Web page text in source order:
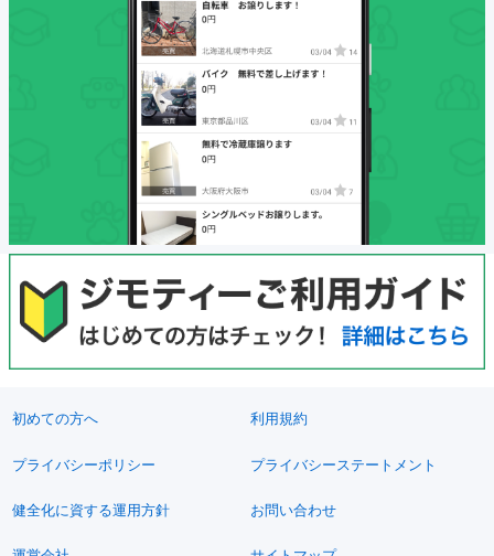
初めての方へ 利用規約
プライバシーポリシー プライバシーステートメント
健全化に資する運用方針 お問い合わせ